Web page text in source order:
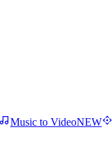
Music to VideoNEW